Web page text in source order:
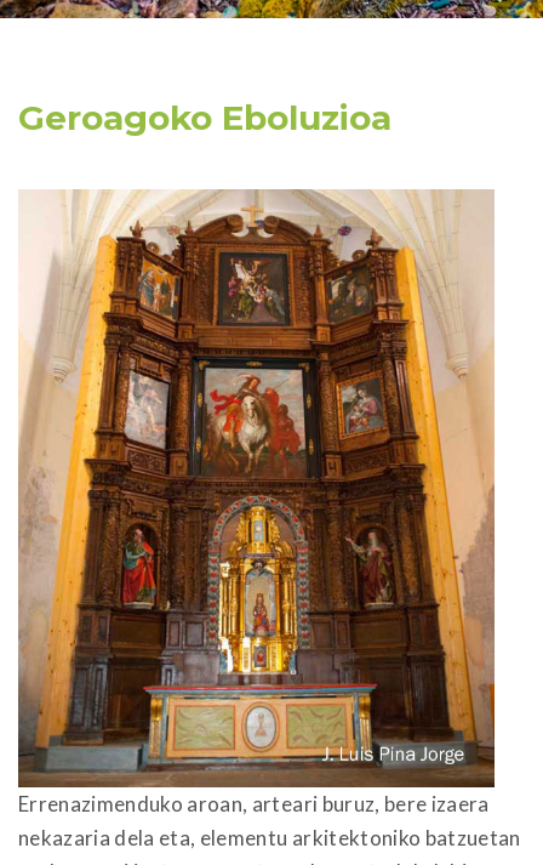
Geroagoko Eboluzioa
Errenazimenduko aroan, arteari buruz, bere izaera
nekazaria dela eta, elementu arkitektoniko batzuetan